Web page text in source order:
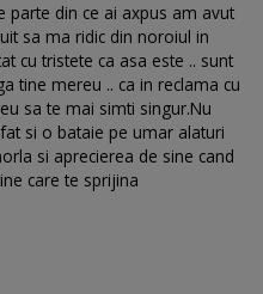
parte din ce ai axpus am avut
sa ma ridic din noroiul in
cu tristete ca asa este .. sunt
tine mereu .. ca in reclama cu
sa te mai simti singur.Nu
si o bataie pe umar alaturi
si aprecierea de sine cand
care te sprijina